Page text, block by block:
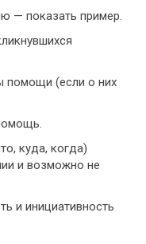
— показать пример.
помощи (если о них
куда, когда)
и возможно не
и инициативность